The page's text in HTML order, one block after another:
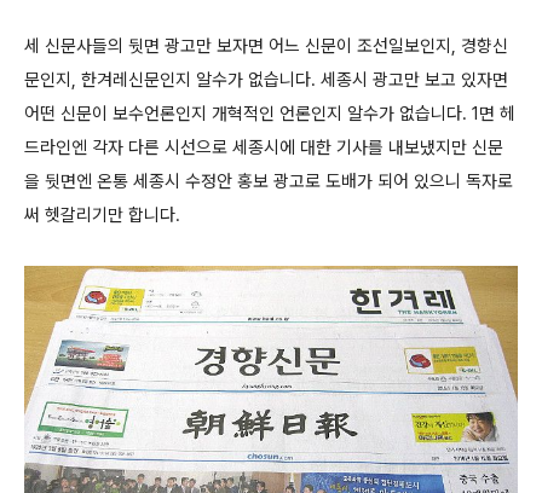
세 신문사들의 뒷면 광고만 보자면 어느 신문이 조선일보인지, 경향신
문인지, 한겨레신문인지 알수가 없습니다. 세종시 광고만 보고 있자면
어떤 신문이 보수언론인지 개혁적인 언론인지 알수가 없습니다. 1면 헤
드라인엔 각자 다른 시선으로 세종시에 대한 기사를 내보냈지만 신문
을 뒷면엔 온통 세종시 수정안 홍보 광고로 도배가 되어 있으니 독자로
써 헷갈리기만 합니다.